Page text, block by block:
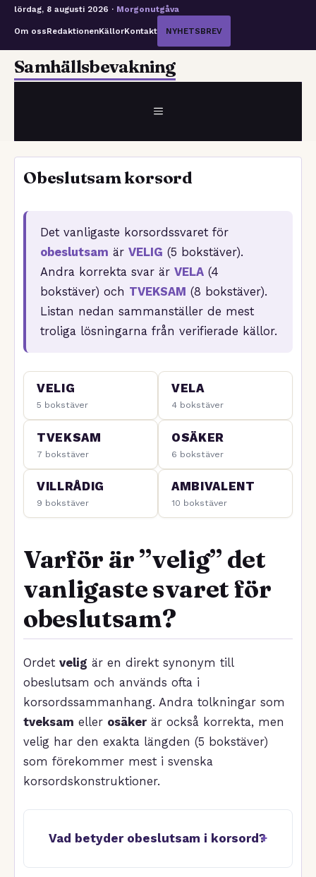
lördag, 8 augusti 2026 · Morgonutgåva
Om ossRedaktionenKällorKontakt NYHETSBREV
HoppaSamhällsbevakning
MENY
Obeslutsam korsord
Det vanligaste korsordssvaret för
obeslutsam är VELIG (5 bokstäver).
Andra korrekta svar är VELA(4
bokstäver) och TVEKSAM (8 bokstäver).
Listan nedan sammanställer de mest
troliga lösningarna från verifierade källor.
VELIG
5 bokstäver
VELA
4 bokstäver
TVEKSAM
7 bokstäver
OSÄKER
6 bokstäver
VILLRÅDIG
9 bokstäver
AMBIVALENT
10 bokstäver
Varför är ”velig” det
vanligaste svaret för
obeslutsam?
Ordet velig är en direkt synonym till
obeslutsam och används ofta i
korsordssammanhang. Andra tolkningar som
tveksam eller osäker är också korrekta, men
velig har den exakta längden (5 bokstäver)
som förekommer mest i svenska
korsordskonstruktioner.
Vad betyder obeslutsam i korsord?